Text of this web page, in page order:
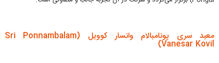
معبد سری پونامبالام وانسار کوویل (Sri Ponnambalam
Vanesar Kovil)